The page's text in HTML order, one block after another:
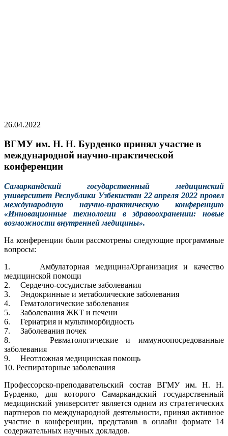
26.04.2022
ВГМУ им. Н. Н. Бурденко принял участие в
международной научно-практической
конференции
Самаркандский государственный медицинский
университет Республики Узбекистан 22 апреля 2022 провел
международную научно-практическую конференцию
«Инновационные технологии в здравоохранении: новые
возможности внутренней медицины».
На конференции были рассмотрены следующие программные
вопросы:
1. Амбулаторная медицина/Организация и качество
медицинской помощи
2. Сердечно-сосудистые заболевания
3. Эндокринные и метаболические заболевания
4. Гематологические заболевания
5. Заболевания ЖКТ и печени
6. Гериатрия и мультиморбидность
7. Заболевания почек
8. Ревматологические и иммуноопосредованные
заболевания
9. Неотложная медицинская помощь
10. Респираторные заболевания
Профессорско-преподавательский состав ВГМУ им. Н. Н.
Бурденко, для которого Самаркандский государственный
медицинский университет является одним из стратегических
партнеров по международной деятельности, принял активное
участие в конференции, представив в онлайн формате 14
содержательных научных докладов.